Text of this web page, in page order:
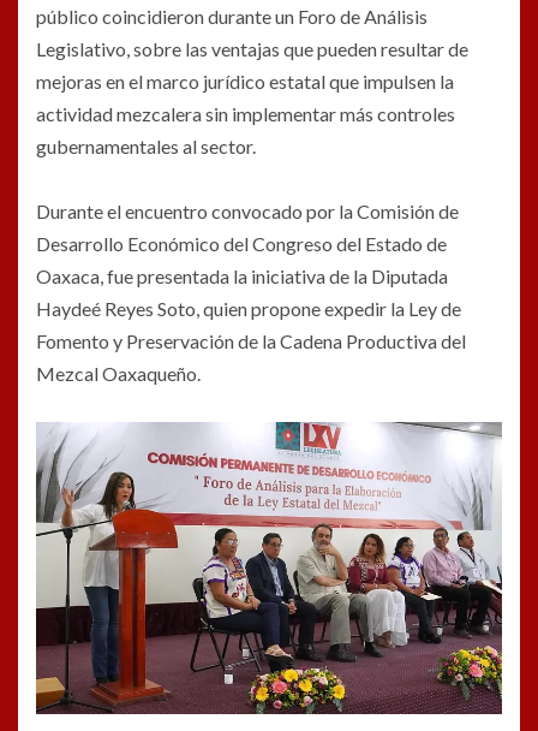
público coincidieron durante un Foro de Análisis
Legislativo, sobre las ventajas que pueden resultar de
mejoras en el marco jurídico estatal que impulsen la
actividad mezcalera sin implementar más controles
gubernamentales al sector.
Durante el encuentro convocado por la Comisión de
Desarrollo Económico del Congreso del Estado de
Oaxaca, fue presentada la iniciativa de la Diputada
Haydeé Reyes Soto, quien propone expedir la Ley de
Fomento y Preservación de la Cadena Productiva del
Mezcal Oaxaqueño.